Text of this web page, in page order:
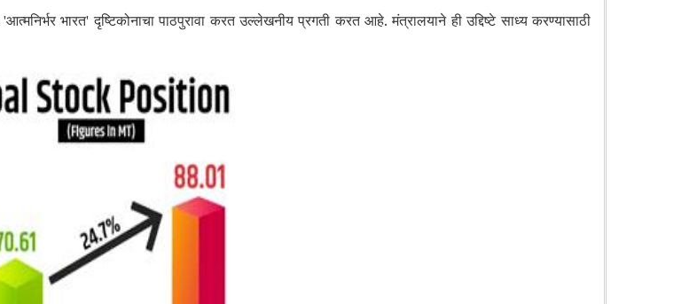
'आत्मनिर्भर भारत'दृष्टिकोनाचा पाठपुरावा करत उल्लेखनीय प्रगती करत आहे. मंत्रालयाने ही उद्दिष्टे साध्य करण्यासाठी